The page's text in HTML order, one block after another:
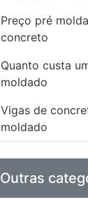
Preço pré
concreto
Quanto custa
moldado
Vigas de
moldado
Outras